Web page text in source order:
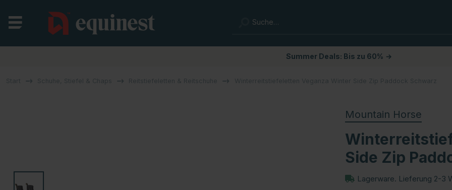
Summer Deals: Bis zu 60% →
Mountain Horse
Side Zip
Lagerware. Lieferung 2-3